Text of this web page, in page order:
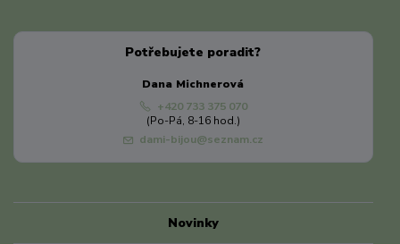
Potřebujete poradit?
Dana Michnerová
+420 733 375 070
(Po-Pá, 8-16 hod.)
dami-bijou@seznam.cz
Novinky